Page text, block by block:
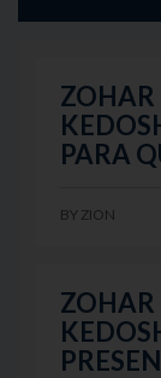
PARA
BY ZION